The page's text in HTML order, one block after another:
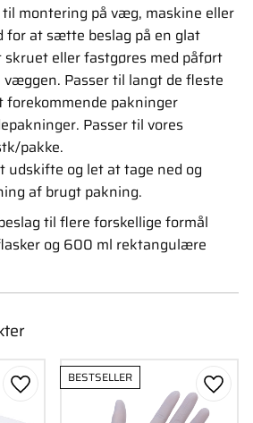
montering på væg, maskine eller
for at sætte beslag på en glat
eller fastgøres med påført
Passer til langt de fleste
forekommende pakninger
Passer til vores
pakke.
udskifte og let at tage ned og
af brugt pakning.
til flere forskellige formål
og 600 ml rektangulære
Gem som favorit
BESTSELLER
Gem